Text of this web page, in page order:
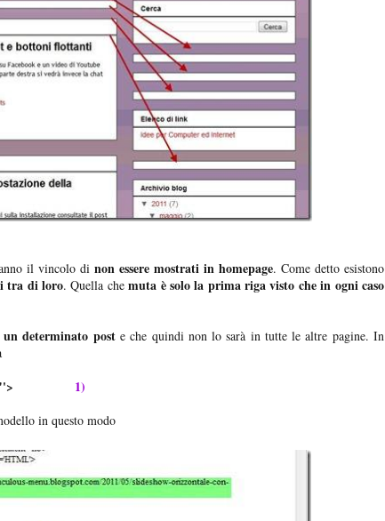
il vincolo di non essere mostrati in homepage. Come detto esistono
tra di loro. Quella chemuta è solo la prima riga visto che in ogni caso
determinato poste che quindi non lo sarà in tutte le altre pagine. In
1)
in questo modo